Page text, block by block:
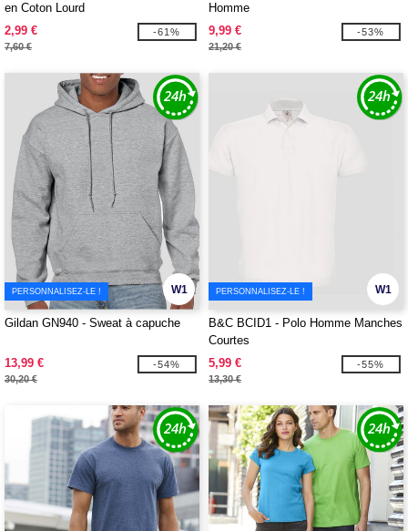
en Coton Lourd
2,99 €
7,60 €
-61%
Homme
9,99 €
21,20 €
-53%
W1
PERSONNALISEZ-LE !
Gildan GN940 - Sweat à capuche
13,99 €
30,20 €
-54%
W1
PERSONNALISEZ-LE !
B&C BCID1 - Polo Homme Manches
Courtes
5,99 €
13,30 €
-55%